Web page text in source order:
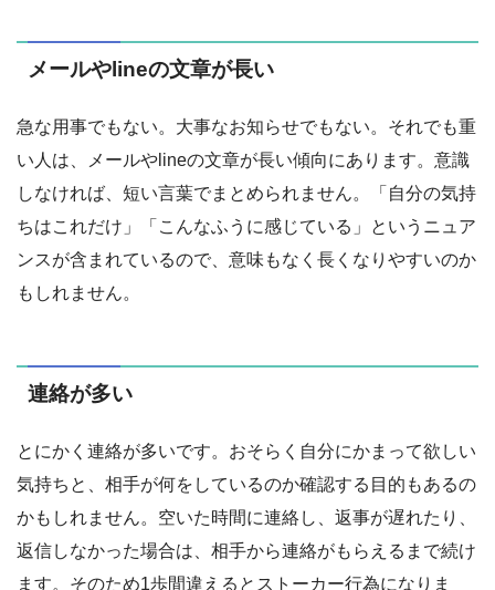
メールやlineの文章が長い
急な用事でもない。大事なお知らせでもない。それでも重
い人は、メールやlineの文章が長い傾向にあります。意識
しなければ、短い言葉でまとめられません。「自分の気持
ちはこれだけ」「こんなふうに感じている」というニュア
ンスが含まれているので、意味もなく長くなりやすいのか
もしれません。
連絡が多い
とにかく連絡が多いです。おそらく自分にかまって欲しい
気持ちと、相手が何をしているのか確認する目的もあるの
かもしれません。空いた時間に連絡し、返事が遅れたり、
返信しなかった場合は、相手から連絡がもらえるまで続け
ます。そのため1歩間違えるとストーカー行為になりま